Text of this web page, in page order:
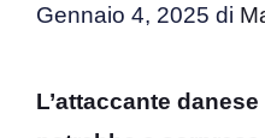
Gennaio 4, 2025 di
L’attaccante